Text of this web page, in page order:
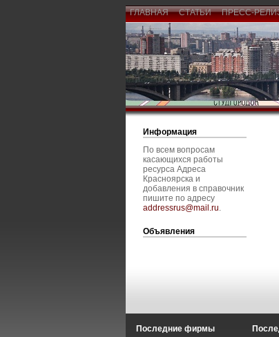
ГЛАВНАЯ СТАТЬИ ПРЕСС-
Информация
По всем вопросам
касающихся работы
ресурса Адреса
Красноярска и
добавления в справочник
пишите по адресу
addressrus@mail.ru.
Объявления
Последние фирмы